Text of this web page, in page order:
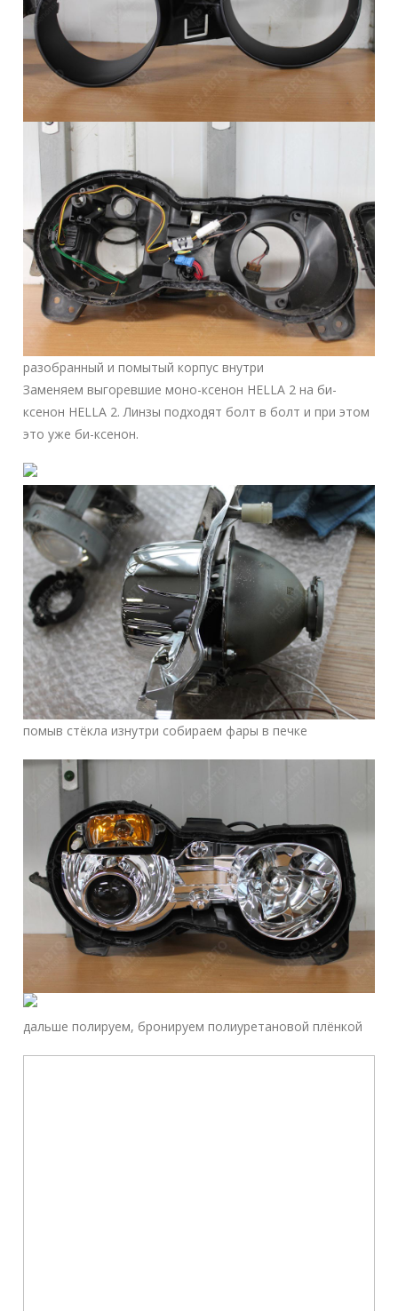
разобранный и помытый корпус внутри
Заменяем выгоревшие моно-ксенон HELLA 2 на би-
ксенон HELLA 2. Линзы подходят болт в болт и при этом
это уже би-ксенон.
помыв стёкла изнутри собираем фары в печке
дальше полируем, бронируем полиуретановой плёнкой